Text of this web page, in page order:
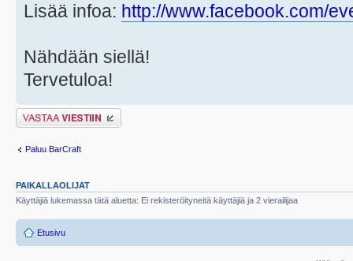
Lisää infoa: http://www.facebook.com/
Nähdään siellä!
Tervetuloa!
Lähetä vastaus
Paluu BarCraft
PAIKALLAOLIJAT
Käyttäjiä lukemassa tätä aluetta: Ei rekisteröityneitä käyttäjiä ja 2 vierailijaa
Etusivu